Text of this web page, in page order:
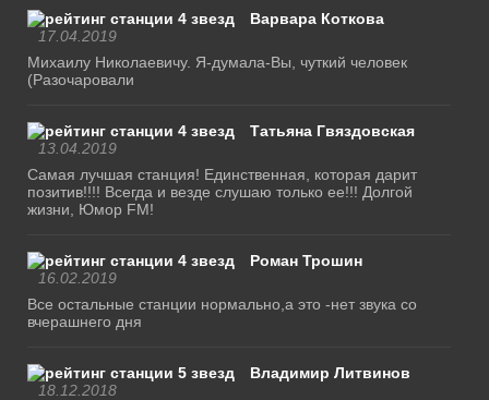
Варвара Коткова
17.04.2019
Михаилу Николаевичу. Я-думала-Вы, чуткий человек
(Разочаровали
Татьяна Гвяздовская
13.04.2019
Самая лучшая станция! Единственная, которая дарит
позитив!!!! Всегда и везде слушаю только ее!!! Долгой
жизни, Юмор FM!
Роман Трошин
16.02.2019
Все остальные станции нормально,а это -нет звука со
вчерашнего дня
Владимир Литвинов
18.12.2018